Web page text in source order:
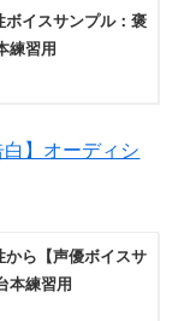
ボイスサンプル：褒
練習用
】オーディシ
から【声優ボイスサ
本練習用